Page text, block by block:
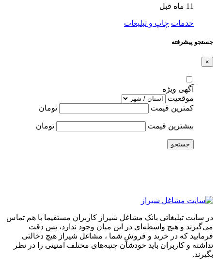
11 ماه قبل
خدمات چاپ و تبلیغات
جستجو پیشرفته
×
آگهی ویژه
موقعیت
کمترین قیمت
تومان
بیشترین قیمت تومان
جستجو
در سایت تبلیغاتی بانک مشاغل شیراز کاربران مستقیما با هم تماس
می‌گیرند و هیچ واسطه‌ای در این میان وجود ندارد، پس دقت
فرمایید که در خرید و فروشِ شما ، مشاغل شیراز هیچ دخالتی
نداشته و کاربران باید خودشان جنبه‌های مختلف امنیتی را در نظر
بگیرند.